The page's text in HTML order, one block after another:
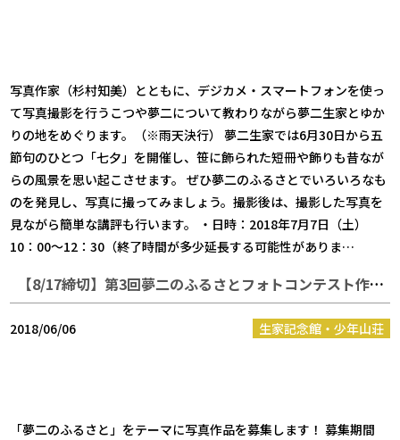
写真作家（杉村知美）とともに、デジカメ・スマートフォンを使っ
て写真撮影を行うこつや夢二について教わりながら夢二生家とゆか
りの地をめぐります。（※雨天決行） 夢二生家では6月30日から五
節句のひとつ「七夕」を開催し、笹に飾られた短冊や飾りも昔なが
らの風景を思い起こさせます。 ぜひ夢二のふるさとでいろいろなも
のを発見し、写真に撮ってみましょう。撮影後は、撮影した写真を
見ながら簡単な講評も行います。 ・日時：2018年7月7日（土）
10：00～12：30（終了時間が多少延長する可能性がありま…
【8/17締切】第3回夢二のふるさとフォトコンテスト作品募集
2018/06/06 生家記念館・少年山荘
「夢二のふるさと」をテーマに写真作品を募集します！ 募集期間